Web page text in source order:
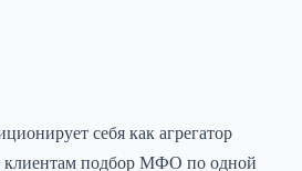
себя как агрегатор
клиентам подбор МФО по одной